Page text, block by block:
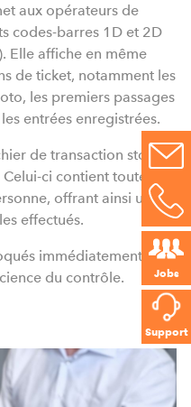
Jobs
Support
aux opérateurs de
codes-barres 1D et 2D
Elle affiche en même
de ticket, notamment les
les premiers passages
entrées enregistrées.
de transaction stocké
ci contient toutes les
offrant ainsi un
effectués.
immédiatement ce
du contrôle.